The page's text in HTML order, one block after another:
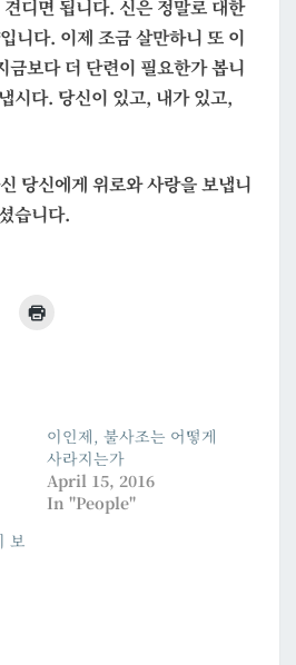
디면 됩니다. 신은 정말로 대한
니다. 이제 조금 살만하니 또 이
금보다 더 단련이 필요한가 봅니
시다. 당신이 있고, 내가 있고,
당신에게 위로와 사랑을 보냅니
습니다.
이인제, 불사조는 어떻게
사라지는가
April 15, 2016
In "People"
보